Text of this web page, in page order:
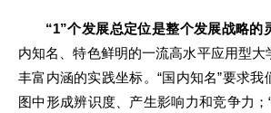
“1”个发展总定位是整个发展战略的
内知名、特色鲜明的一流高水平应用型
丰富内涵的实践坐标。“国内知名”要求我
图中形成辨识度、产生影响力和竞争力；